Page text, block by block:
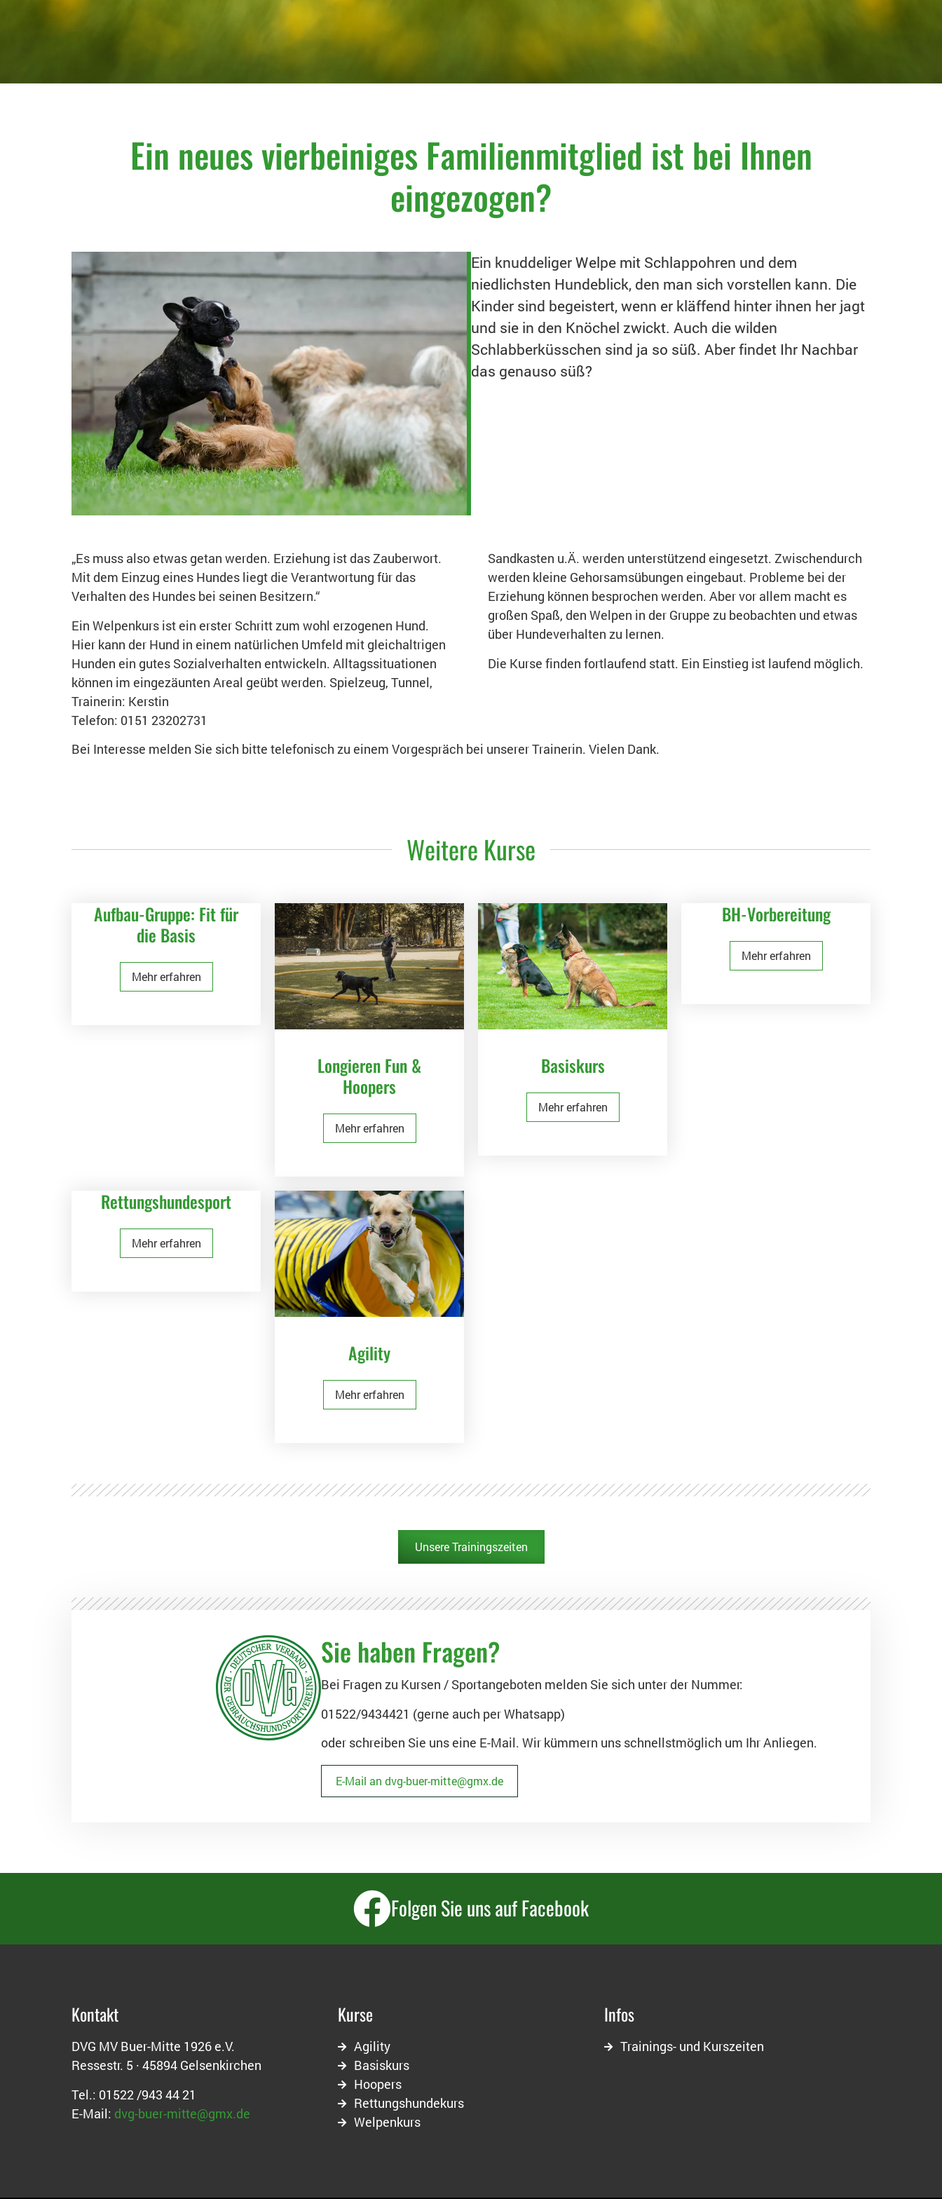
Ein neues vierbeiniges Familienmitglied ist bei Ihnen
eingezogen?
Ein knuddeliger Welpe mit Schlappohren und dem
niedlichsten Hundeblick, den man sich vorstellen kann. Die
Kinder sind begeistert, wenn er kläffend hinter ihnen her jagt
und sie in den Knöchel zwickt. Auch die wilden
Schlabberküsschen sind ja so süß. Aber findet Ihr Nachbar
das genauso süß?
„Es muss also etwas getan werden. Erziehung ist das Zauberwort.
Mit dem Einzug eines Hundes liegt die Verantwortung für das
Verhalten des Hundes bei seinen Besitzern.“
Ein Welpenkurs ist ein erster Schritt zum wohl erzogenen Hund.
Hier kann der Hund in einem natürlichen Umfeld mit gleichaltrigen
Hunden ein gutes Sozialverhalten entwickeln. Alltagssituationen
können im eingezäunten Areal geübt werden. Spielzeug, Tunnel,
Sandkasten u.Ä. werden unterstützend eingesetzt. Zwischendurch
werden kleine Gehorsamsübungen eingebaut. Probleme bei der
Erziehung können besprochen werden. Aber vor allem macht es
großen Spaß, den Welpen in der Gruppe zu beobachten und etwas
über Hundeverhalten zu lernen.
Die Kurse finden fortlaufend statt. Ein Einstieg ist laufend möglich.
Trainerin: Kerstin
Telefon: 0151 23202731
Bei Interesse melden Sie sich bitte telefonisch zu einem Vorgespräch bei unserer Trainerin. Vielen Dank.
Weitere Kurse
Aufbau-Gruppe: Fit für
die Basis
Mehr erfahren
Longieren Fun &
Hoopers
Mehr erfahren
Basiskurs
Mehr erfahren
BH-Vorbereitung
Mehr erfahren
Rettungshundesport
Mehr erfahren
Agility
Mehr erfahren
Unsere Trainingszeiten
Sie haben Fragen?
Bei Fragen zu Kursen / Sportangeboten melden Sie sich unter der Nummer:
01522/9434421 (gerne auch per Whatsapp)
oder schreiben Sie uns eine E-Mail. Wir kümmern uns schnellstmöglich um Ihr Anliegen.
E-Mail an dvg-buer-mitte@gmx.de
Folgen Sie uns auf Facebook
Kontakt
DVG MV Buer-Mitte 1926 e.V.
Ressestr. 5 · 45894 Gelsenkirchen
Tel.: 01522 /943 44 21
E-Mail: dvg-buer-mitte@gmx.de
Kurse
Agility
Basiskurs
Hoopers
Rettungshundekurs
Welpenkurs
Infos
Trainings- und Kurszeiten